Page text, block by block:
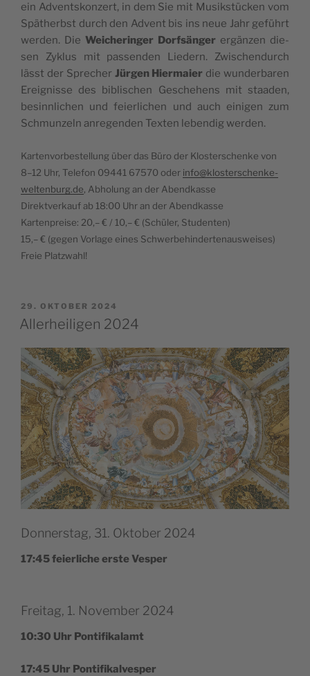
ein Advents­kon­zert, in dem Sie mit Musik­stü­cken vom
Spät­herbst durch den Advent bis ins neue Jahr geführt
wer­den. Die Wei­che­rin­ger Dorf­sän­ger ergän­zen die­
sen Zyklus mit pas­sen­den Lie­dern. Zwi­schen­durch
lässt der Spre­cher Jür­gen Hier­mai­er die wun­der­ba­ren
Ereig­nis­se des bibli­schen Gesche­hens mit staa­den,
besinn­li­chen und fei­er­li­chen und auch eini­gen zum
Schmun­zeln anre­gen­den Tex­ten leben­dig werden.
Kar­ten­vor­be­stel­lung über das Büro der Klos­ter­schen­ke von
8–12 Uhr, Tele­fon 09441 67570 oder info@klosterschenke-
weltenburg.de, Abho­lung an der Abendkasse
Direkt­ver­kauf ab 18:00 Uhr an der Abendkasse
Kar­ten­prei­se: 20,– € / 10,– € (Schü­ler, Studenten)
15,– € (gegen Vor­la­ge eines Schwerbehindertenausweises)
Freie Platzwahl!
VERÖFFENTLICHT
AM
29. OKTOBER 2024
Allerheiligen 2024
Donnerstag, 31. Oktober 2024
17:45 fei­er­li­che ers­te Vesper
Freitag, 1. November 2024
10:30 Uhr Pontifikalamt
17:45 Uhr Pontifikalvesper